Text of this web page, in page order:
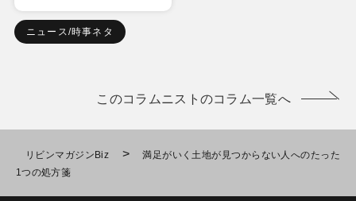
ニュース/時事ネタ
このコラムニストのコラム一覧へ
リビンマガジンBiz >
満足がいく土地が見つからない人へのたった
1つの処方箋